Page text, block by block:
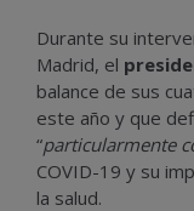
Durante su
Madrid, el
balance de sus
este año y que
“particularmente
COVID-19 y su
la salud.